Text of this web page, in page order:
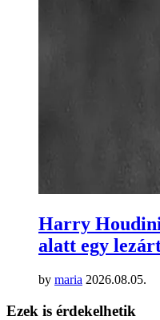
Harry
alatt egy
by maria 2026.08.05.
Ezek is érdekelhetik